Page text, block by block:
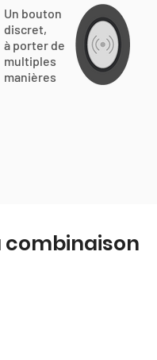
Un bouton
discret,
à porter de
multiples
manières
combinaison